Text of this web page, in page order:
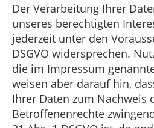
Der Verarbeitung Ihrer
unseres berechtigten
jederzeit unter den
DSGVO widersprechen.
die im Impressum
weisen aber darauf hin,
Ihrer Daten zum Nachweis
Betroffenenrechte